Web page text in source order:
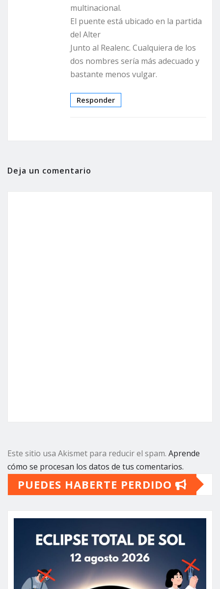
multinacional.
El puente está ubicado en la partida
del Alter
Junto al Realenc. Cualquiera de los
dos nombres sería más adecuado y
bastante menos vulgar.
Responder
Deja un comentario
Este sitio usa Akismet para reducir el spam. Aprende
cómo se procesan los datos de tus comentarios.
PUEDES HABERTE PERDIDO